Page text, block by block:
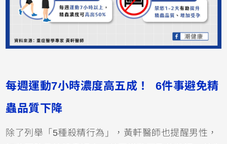
每週運動7小時濃度高五成！ 6件事避免精
蟲品質下降
除了列舉「5種殺精行為」，黃軒醫師也提醒男性，